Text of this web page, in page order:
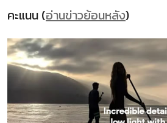
คะแนน (อ่านข่าวย้อนหลัง)